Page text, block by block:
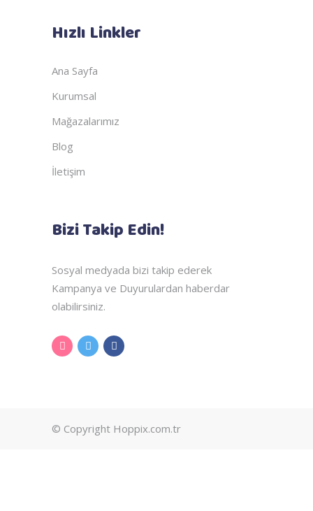
Hızlı Linkler
Ana Sayfa
Kurumsal
Mağazalarımız
Blog
İletişim
Bizi Takip Edin!
Sosyal medyada bizi takip ederek
Kampanya ve Duyurulardan haberdar
olabilirsiniz.
© Copyright Hoppix.com.tr